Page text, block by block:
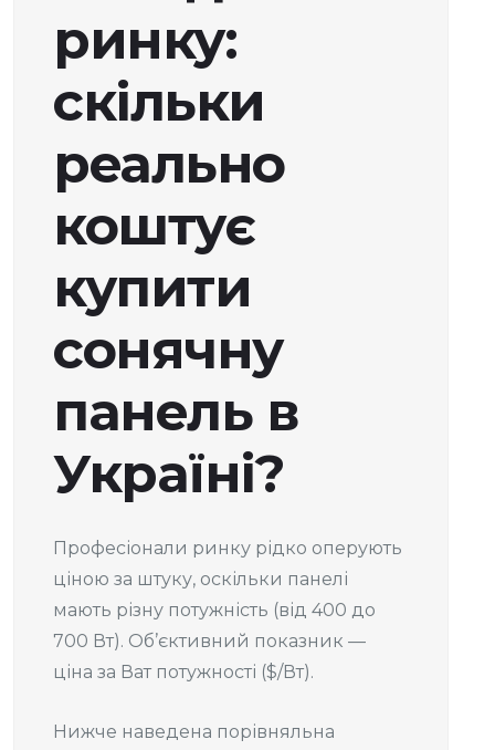
ринку:
скільки
реально
коштує
купити
сонячну
панель в
Україні?
Професіонали ринку рідко оперують
ціною за штуку, оскільки панелі
мають різну потужність (від 400 до
700 Вт). Об’єктивний показник —
ціна за Ват потужності ($/Вт).
Нижче наведена порівняльна